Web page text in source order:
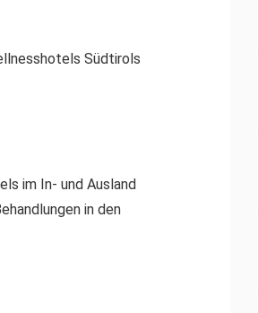
Südtirols
im In- und Ausland
in den